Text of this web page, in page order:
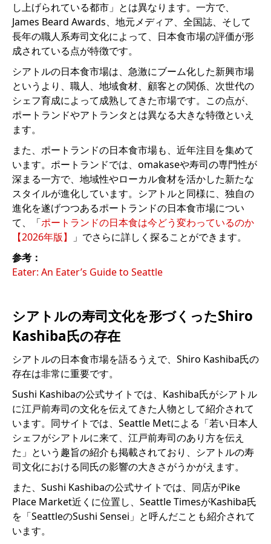
し上げられている都市」とは異なります。一方で、
James Beard Awards、地元メディア、全国誌、そして
長年の職人系寿司文化によって、日本食市場の評価が形
成されている点が特徴です。
シアトルの日本食市場は、急激にブーム化した新興市場
というより、職人、地域食材、顧客との関係、次世代の
シェフ育成によって成熟してきた市場です。この点が、
ポートランドやアトランタとは異なる大きな特徴といえ
ます。
また、ポートランドの日本食市場も、近年注目を集めて
います。ポートランドでは、omakaseや寿司の専門性が
深まる一方で、地域性やローカル食材を活かした新たな
スタイルが進化しています。シアトルと同様に、独自の
進化を遂げつつあるポートランドの日本食市場につい
て、「ポートランドの日本食は今どう変わっているのか
【2026年版】
」でさらに詳しく探ることができます。
参考：
Eater: An Eater’s Guide to Seattle
シアトルの寿司文化を形づくったShiro
Kashiba氏の存在
シアトルの日本食市場を語るうえで、Shiro Kashiba氏の
存在は非常に重要です。
Sushi Kashibaの公式サイトでは、Kashiba氏がシアトル
に江戸前寿司の文化を伝えてきた人物として紹介されて
います。同サイトでは、Seattle Metによる「若い日本人
シェフがシアトルに来て、江戸前寿司のあり方を伝え
た」という趣旨の紹介も掲載されており、シアトルの寿
司文化における同氏の影響の大きさがうかがえます。
また、Sushi Kashibaの公式サイトでは、同店がPike
Place Market近くに位置し、Seattle TimesがKashiba氏
を「SeattleのSushi Sensei」と呼んだことも紹介されて
います。